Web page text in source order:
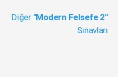
Diğer "Modern Felsefe 2"
Sınavları